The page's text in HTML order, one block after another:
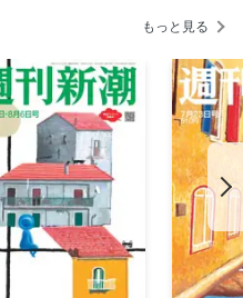
新田和長×髙嶋弘之 「ビー
「希少糖」を知る
え殻
もっと見る